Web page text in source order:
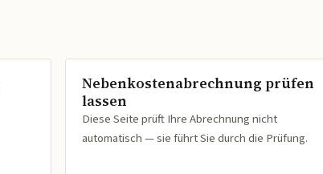
Nebenkostenabrechnung prüfen
lassen
Diese Seite prüft Ihre Abrechnung nicht
automatisch — sie führt Sie durch die Prüfung.